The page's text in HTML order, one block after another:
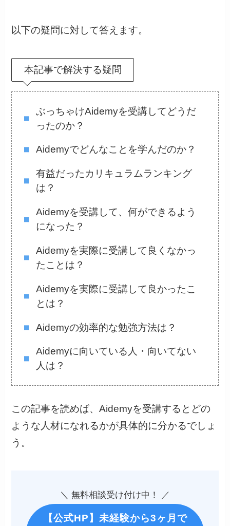
以下の疑問に対して答えます。
本記事で解決する疑問
ぶっちゃけAidemyを受講してどうだ
ったのか？
Aidemyでどんなことを学んだのか？
有益だったカリキュラムランキング
は？
Aidemyを受講して、何ができるよう
になった？
Aidemyを実際に受講して良くなかっ
たことは？
Aidemyを実際に受講して良かったこ
とは？
Aidemyの効率的な勉強方法は？
Aidemyに向いている人・向いてない
人は？
この記事を読めば、Aidemyを受講するとどの
ような人材になれるかが具体的に分かるでしょ
う。
＼ 無料相談受け付け中！ ／
【公式HP】未経験から3ヶ月で